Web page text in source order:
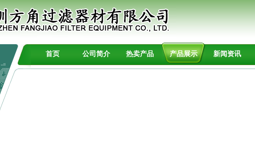
首页 公司简介 热卖产品 产品展示 新闻资讯